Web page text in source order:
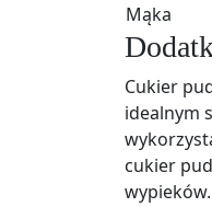
Mąka
Cukier
idealnym
cukier
wypieków.